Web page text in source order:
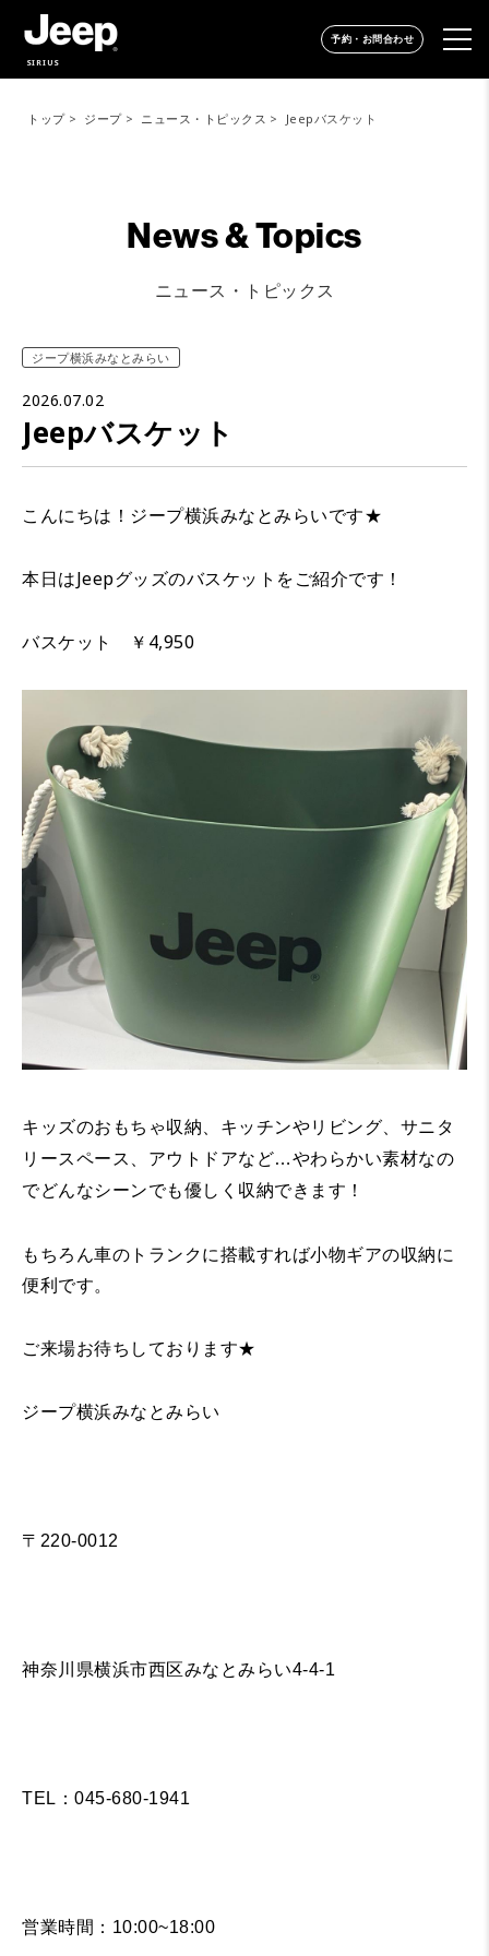
SIRIUS
予約・お問合わせ
トップ ジープ ニュース・トピックス Jeepバスケット
News & Topics
ニュース・トピックス
ジープ横浜みなとみらい
2026.07.02
Jeepバスケット
こんにちは！ジープ横浜みなとみらいです★
本日はJeepグッズのバスケットをご紹介です！
バスケット ￥4,950
キッズのおもちゃ収納、キッチンやリビング、サニタ
リースペース、アウトドアなど…やわらかい素材なの
でどんなシーンでも優しく収納できます！
もちろん車のトランクに搭載すれば小物ギアの収納に
便利です。
ご来場お待ちしております★
ジープ横浜みなとみらい
〒220-0012
神奈川県横浜市西区みなとみらい4-4-1
TEL：045-680-1941
営業時間：10:00~18:00